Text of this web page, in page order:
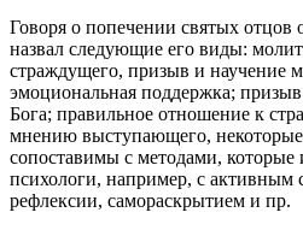
Говоря о попечении святых отцов
назвал следующие его виды:
страждущего, призыв и научение
эмоциональная поддержка;
Бога; правильное отношение к
мнению выступающего,
сопоставимы с методами,
психологи, например, с
рефлексии, самораскрытием и пр.